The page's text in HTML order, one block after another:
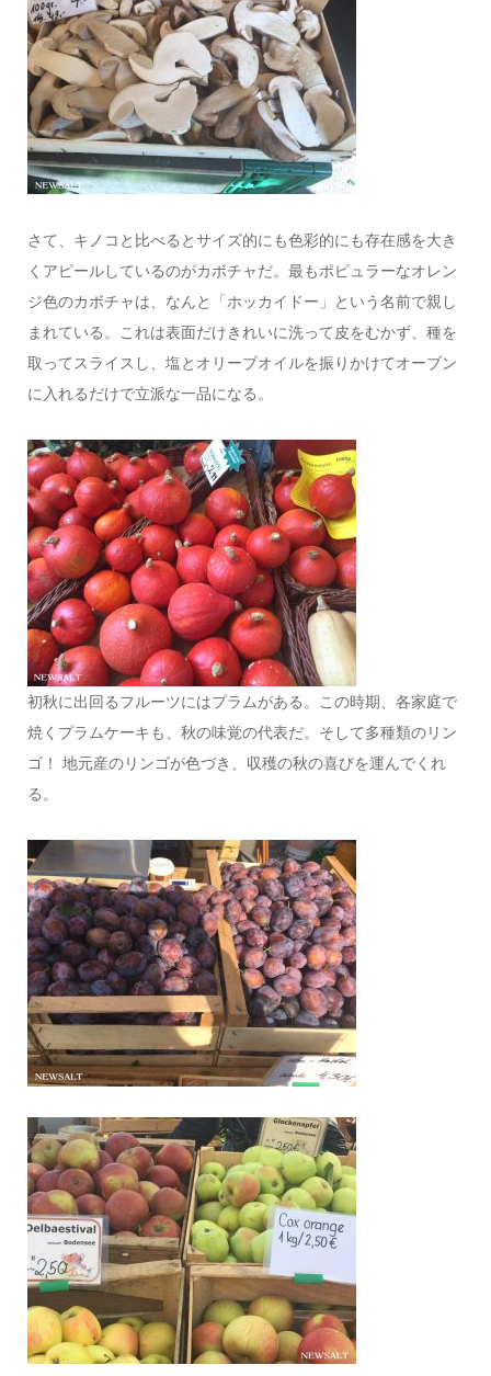
さて、キノコと比べるとサイズ的にも色彩的にも存在感を大き
くアピールしているのがカボチャだ。最もポピュラーなオレン
ジ色のカボチャは、なんと「ホッカイドー」という名前で親し
まれている。これは表面だけきれいに洗って皮をむかず、種を
取ってスライスし、塩とオリーブオイルを振りかけてオーブン
に入れるだけで立派な一品になる。
初秋に出回るフルーツにはプラムがある。この時期、各家庭で
焼くプラムケーキも、秋の味覚の代表だ。そして多種類のリン
ゴ！ 地元産のリンゴが色づき、収穫の秋の喜びを運んでくれ
る。